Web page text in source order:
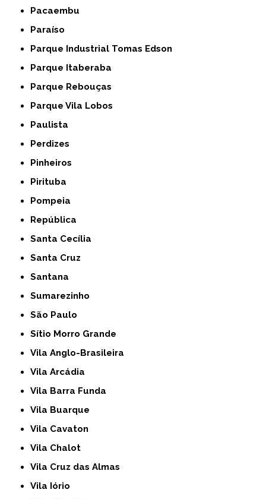
Pacaembu
Paraíso
Parque Industrial Tomas Edson
Parque Itaberaba
Parque Rebouças
Parque Vila Lobos
Paulista
Perdizes
Pinheiros
Pirituba
Pompeia
República
Santa Cecília
Santa Cruz
Santana
Sumarezinho
São Paulo
Sítio Morro Grande
Vila Anglo-Brasileira
Vila Arcádia
Vila Barra Funda
Vila Buarque
Vila Cavaton
Vila Chalot
Vila Cruz das Almas
Vila Iório